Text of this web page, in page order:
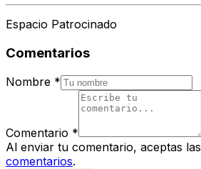
Espacio Patrocinado
Comentarios
Nombre *
Comentario *
Al enviar tu comentario, aceptas las
comentarios.